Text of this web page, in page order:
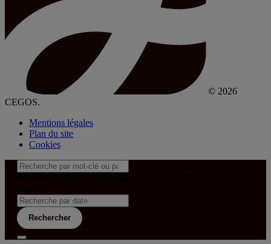
© 2026
CEGOS.
Mentions légales
Plan du site
Cookies
Rechercher